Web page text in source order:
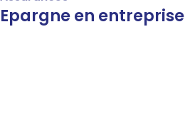
Epargne en entreprise